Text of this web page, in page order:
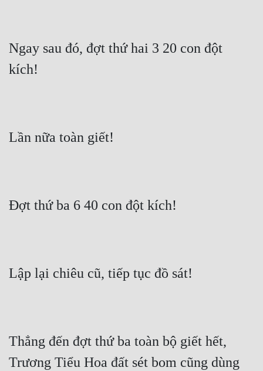
Ngay sau đó, đợt thứ hai 3 20 con đột
kích!
Lần nữa toàn giết!
Đợt thứ ba 6 40 con đột kích!
Lập lại chiêu cũ, tiếp tục đồ sát!
Thẳng đến đợt thứ ba toàn bộ giết hết,
Trương Tiểu Hoa đất sét bom cũng dùng